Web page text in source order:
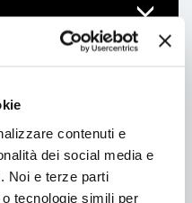
contenuti e
dei social media e
Noi e terze parti
tecnologie simili per